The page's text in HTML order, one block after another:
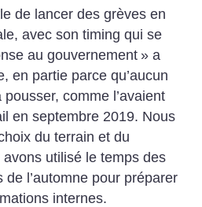
de lancer des grèves en
avec son timing qui se
au gouvernement » a
en partie parce qu’aucun
comme l’avaient
en septembre 2019. Nous
du terrain et du
utilisé le temps des
l’automne pour préparer
internes.